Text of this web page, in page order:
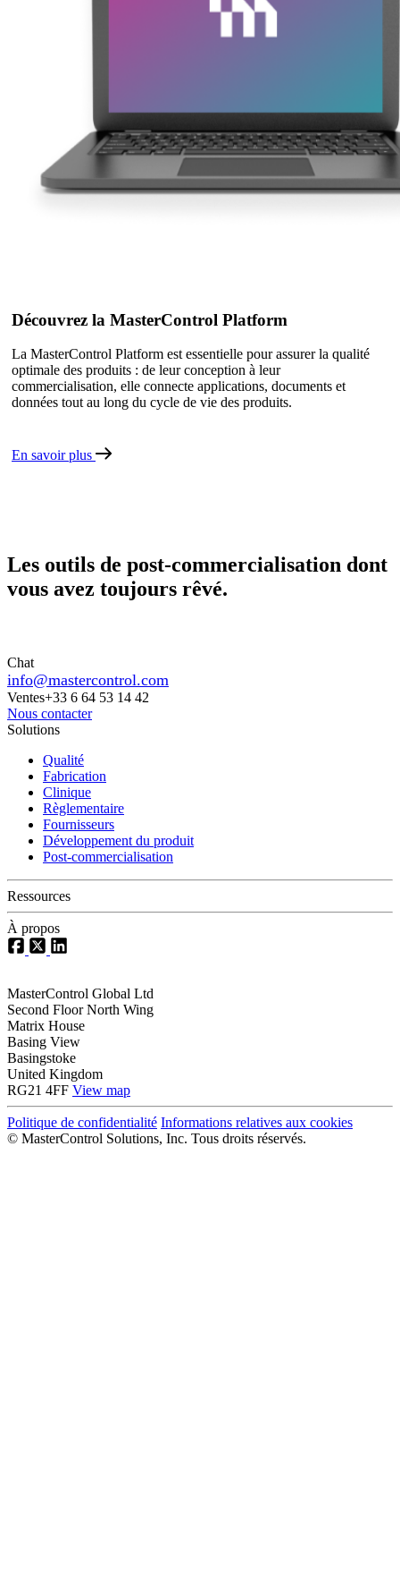
Découvrez la MasterControl Platform
La MasterControl Platform est essentielle pour assurer la qualité
optimale des produits : de leur conception à leur
commercialisation, elle connecte applications, documents et
données tout au long du cycle de vie des produits.
En savoir plus
Les outils de post-commercialisation dont
vous avez toujours rêvé.
Chat
info@mastercontrol.com
Ventes+33 6 64 53 14 42
Nous contacter
Solutions
Qualité
Fabrication
Clinique
Règlementaire
Fournisseurs
Développement du produit
Post-commercialisation
Ressources
À propos
MasterControl Global Ltd
Second Floor North Wing
Matrix House
Basing View
Basingstoke
United Kingdom
RG21 4FF View map
Politique de confidentialité Informations relatives aux cookies
© MasterControl Solutions, Inc. Tous droits réservés.